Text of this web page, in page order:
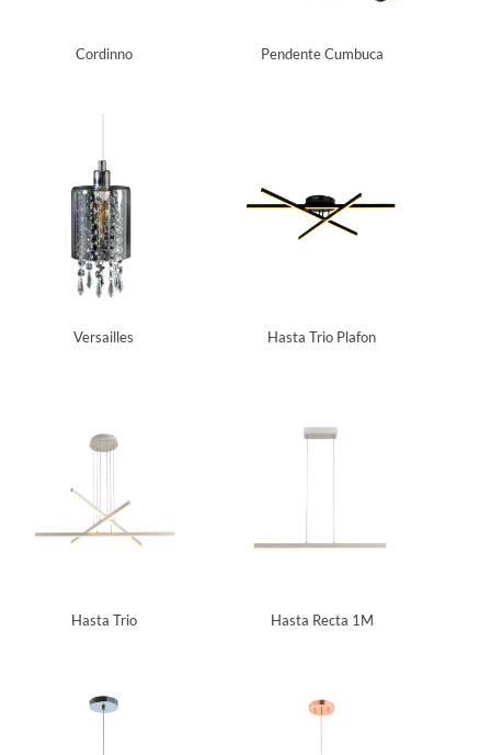
Cordinno Pendente Cumbuca
Versailles Hasta Trio Plafon
Hasta Trio Hasta Recta 1M